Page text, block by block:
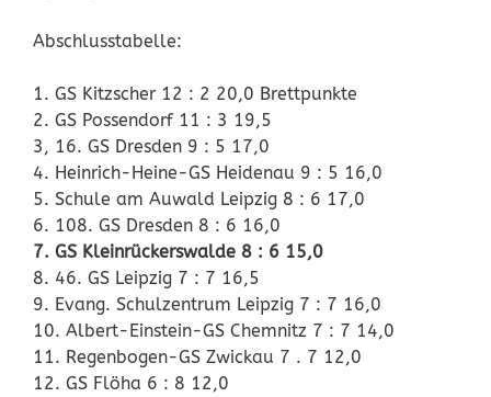
Abschlusstabelle:
1. GS Kitzscher 12 : 2 20,0 Brettpunkte
2. GS Possendorf 11 : 3 19,5
3, 16. GS Dresden 9 : 5 17,0
4. Heinrich-Heine-GS Heidenau 9 : 5 16,0
5. Schule am Auwald Leipzig 8 : 6 17,0
6. 108. GS Dresden 8 : 6 16,0
7. GS Kleinrückerswalde 8 : 6 15,0
8. 46. GS Leipzig 7 : 7 16,5
9. Evang. Schulzentrum Leipzig 7 : 7 16,0
10. Albert-Einstein-GS Chemnitz 7 : 7 14,0
11. Regenbogen-GS Zwickau 7 . 7 12,0
12. GS Flöha 6 : 8 12,0